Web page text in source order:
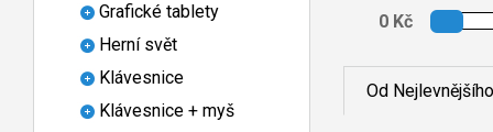
Grafické tablety
Herní svět
Klávesnice
Klávesnice + myš
Od Nejlevnějšího